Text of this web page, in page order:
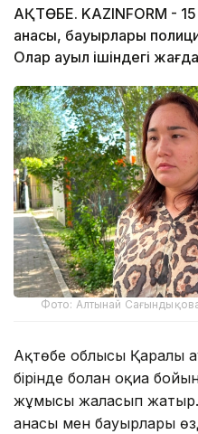
АҚТӨБЕ. KAZINFORM -
анасы, бауырлары
Олар ауыл ішіндегі
Фото: Алтынай
Ақтөбе облысы Қарғалы
бірінде болған оқиға
жұмысы жалғасып
анасы мен бауырлары